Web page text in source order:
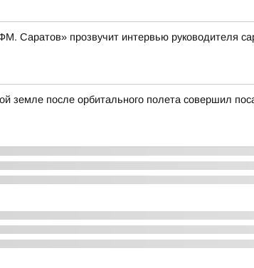
Саратов» прозвучит интервью руководителя
земле после орбитального полета совершил